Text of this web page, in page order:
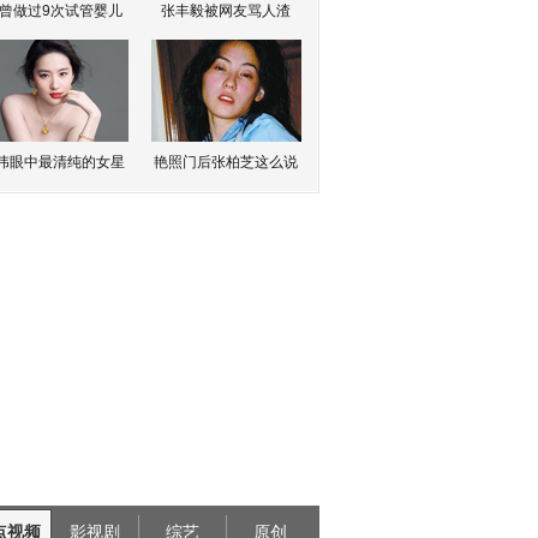
做过9次试管婴儿 张丰毅被网友骂人渣
眼中最清纯的女星 艳照门后张柏芝这么说
视频 影视剧 综艺 原创